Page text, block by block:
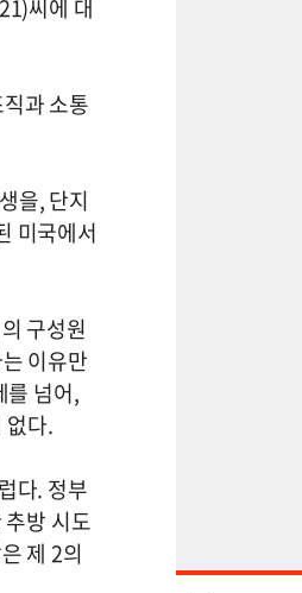
씨에 대
과 소통
을, 단지
미국에서
구성원
이유만
를 넘어,
없다.
다. 정부
방 시도
제 2의